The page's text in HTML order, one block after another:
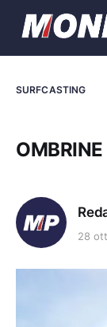
SURFCASTING
28